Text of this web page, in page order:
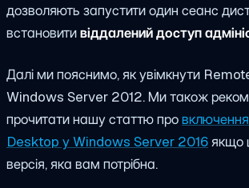
дозволяють запустити один сеанс
встановитивіддалений доступ
Далі ми пояснимо, як увімкнути
Windows Server 2012. Ми також
прочитати нашу статтю про
Desktop у Windows Server 2016якщо
версія, яка вам потрібна.